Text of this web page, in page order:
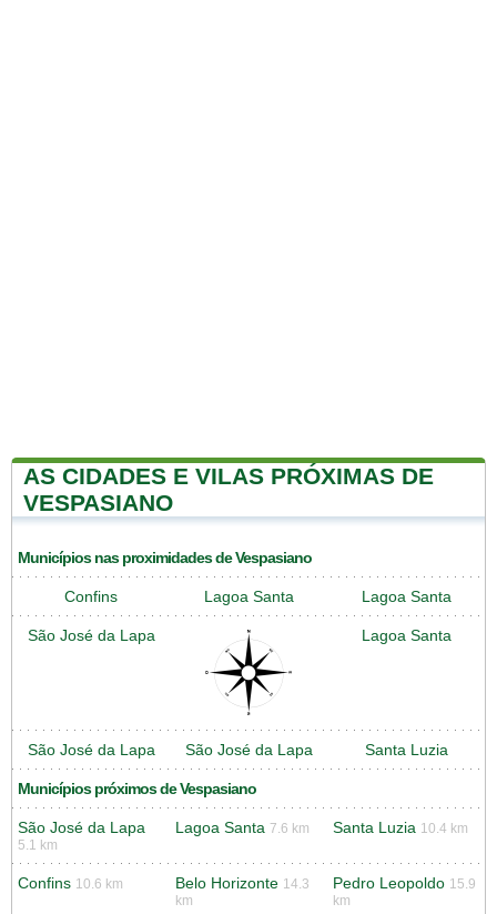
AS CIDADES E VILAS PRÓXIMAS DE
VESPASIANO
Municípios nas proximidades de Vespasiano
Confins Lagoa Santa Lagoa Santa
São José da Lapa Lagoa Santa
São José da Lapa São José da Lapa Santa Luzia
Municípios próximos de Vespasiano
São José da Lapa
5.1 km
Lagoa Santa 7.6 km Santa Luzia 10.4 km
Confins 10.6 km Belo Horizonte 14.3
km
Pedro Leopoldo 15.9
km